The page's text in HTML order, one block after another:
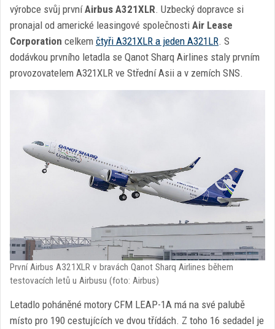
výrobce svůj prvníAirbus A321XLR. Uzbecký dopravce si
pronajal od americké leasingové společnosti Air Lease
Corporation celkem čtyři A321XLR a jeden A321LR. S
dodávkou prvního letadla se Qanot Sharq Airlines staly prvním
provozovatelem A321XLR ve Střední Asii a v zemích SNS.
První Airbus A321XLR v bravách Qanot Sharq Airlines během
testovacích letů u Airbusu (foto: Airbus)
Letadlo poháněné motory CFM LEAP-1A má na své palubě
místo pro 190 cestujících ve dvou třídách. Z toho 16 sedadel je